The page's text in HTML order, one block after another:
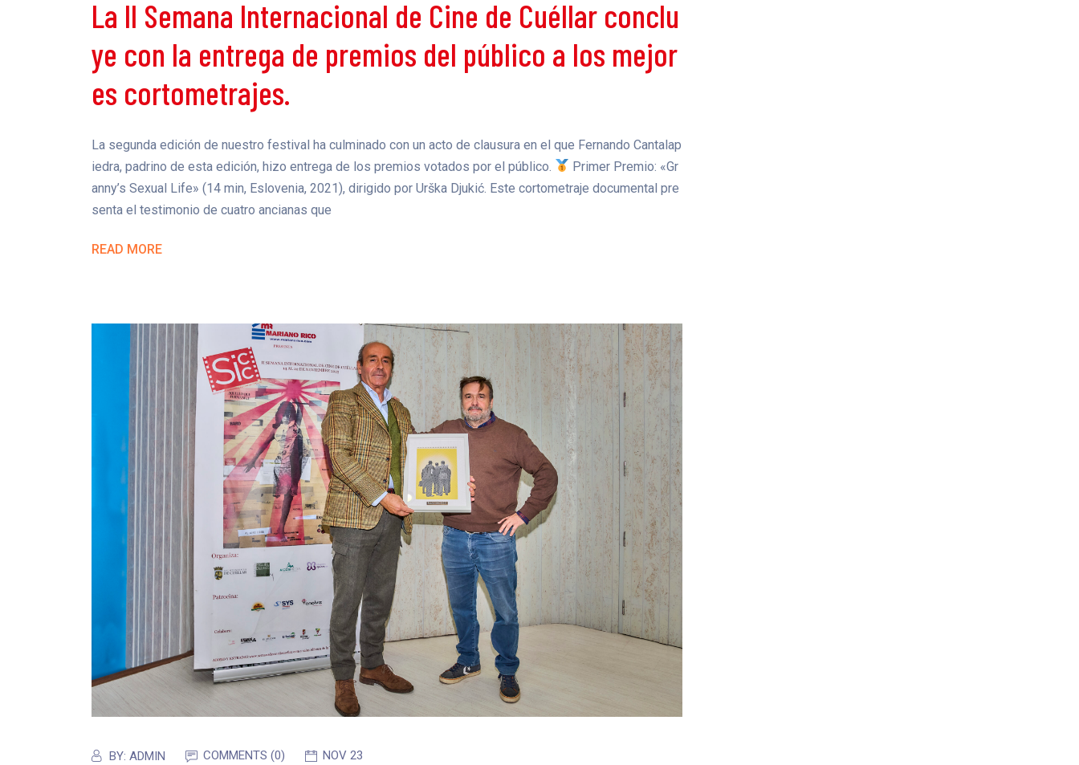
La II Semana Internacional de Cine de Cuéllar conclu
ye con la entrega de premios del público a los mejor
es cortometrajes.
La segunda edición de nuestro festival ha culminado con un acto de clausura en el que Fernando Cantalap
iedra, padrino de esta edición, hizo entrega de los premios votados por el público.
Primer Premio: «Gr
anny’s Sexual Life» (14 min, Eslovenia, 2021), dirigido por Urška Djukić. Este cortometraje documental pre
senta el testimonio de cuatro ancianas que
READ MORE
BY: ADMIN COMMENTS (0) NOV 23